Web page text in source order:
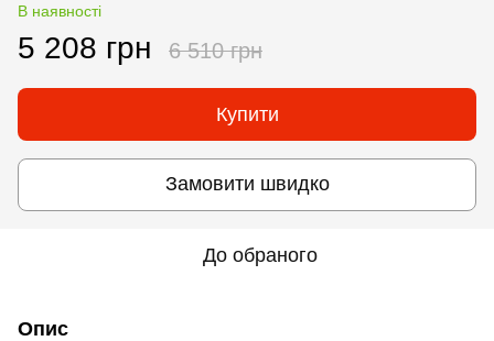
В наявності
5 208 грн 6 510 грн
Купити
Замовити швидко
До обраного
Опис